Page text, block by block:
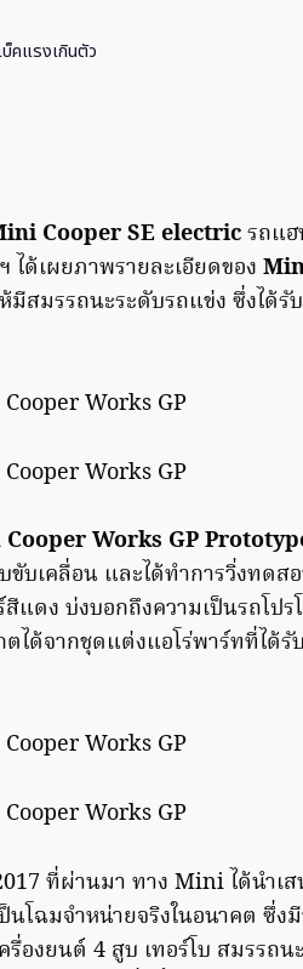
คแรงเกินตัว
Cooper SE electricรถแ
ได้เผยภาพรายละเอียดของ
สมรรถนะระดับรถแข่ง ซึ่งได้รั
Works GP
บเคลื่อน และได้ทำการวิ่งทดส
ดง บ่งบอกถึงความเป็นรถโป
ได้จากชุดแต่งแอโร่พาร์ทที่ได้รั
ที่ผ่านมา ทาง Mini ได้นำเ
โฉมจำหน่ายจริงในอนาคต ซึ่ง
องยนต์ 4 สูบ เทอร์โบ สมรรถน